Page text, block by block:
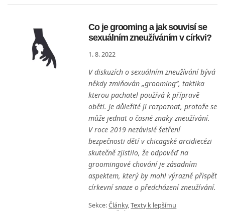
Co je grooming a jak souvisí se
sexuálním zneužíváním v církvi?
1. 8. 2022
V diskuzích o sexuálním zneužívání bývá
někdy zmiňován „grooming“, taktika
kterou pachatel používá k přípravě
oběti. Je důležité ji rozpoznat, protože se
může jednat o časné znaky zneužívání.
V roce 2019 nezávislé šetření
bezpečnosti dětí v chicagské arcidiecézi
skutečně zjistilo, že odpověď na
groomingové chování je zásadním
aspektem, který by mohl výrazně přispět
církevní snaze o předcházení zneužívání.
Sekce:Články,Texty k lepšímu